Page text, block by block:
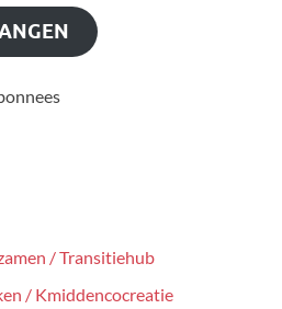
/ Transitiehub
/ Kmiddencocreatie